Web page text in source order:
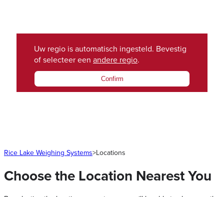
Uw regio is automatisch ingesteld. Bevestig
of selecteer een andere regio.
Confirm
Rice Lake Weighing Systems>Locations
Choose the Location Nearest You